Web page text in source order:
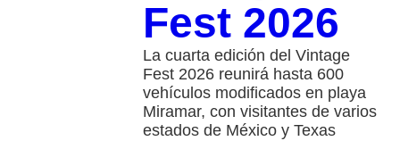
Fest 2026
La cuarta edición del Vintage
Fest 2026 reunirá hasta 600
vehículos modificados en playa
Miramar, con visitantes de varios
estados de México y Texas